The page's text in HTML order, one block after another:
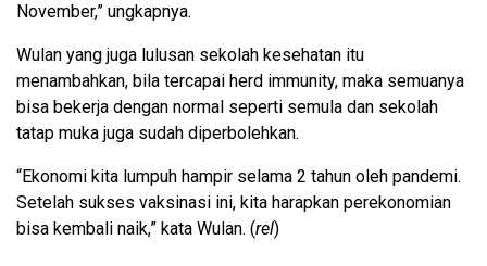
November,” ungkapnya.
Wulan yang juga lulusan sekolah kesehatan itu
menambahkan, bila tercapai herd immunity, maka semuanya
bisa bekerja dengan normal seperti semula dan sekolah
tatap muka juga sudah diperbolehkan.
“Ekonomi kita lumpuh hampir selama 2 tahun oleh pandemi.
Setelah sukses vaksinasi ini, kita harapkan perekonomian
bisa kembali naik,” kata Wulan. (rel)